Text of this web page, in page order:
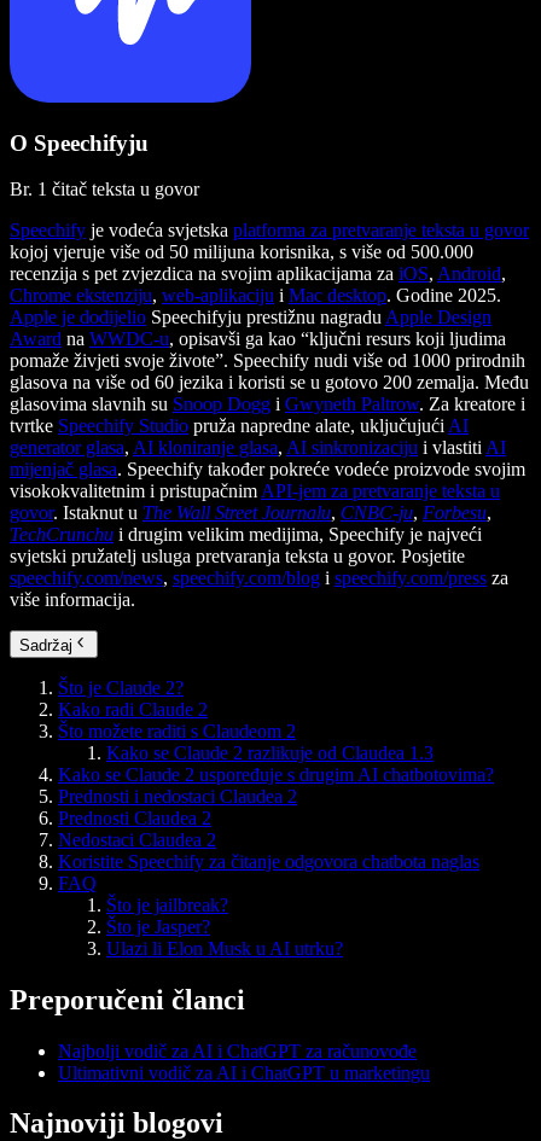
O Speechifyju
Br. 1 čitač teksta u govor
Speechify je vodeća svjetska platforma za pretvaranje teksta u govor
kojoj vjeruje više od 50 milijuna korisnika, s više od 500.000
recenzija s pet zvjezdica na svojim aplikacijama za iOS, Android,
Chrome ekstenziju, web-aplikaciju i Mac desktop. Godine 2025.
Apple je dodijelio Speechifyju prestižnu nagradu Apple Design
Award na WWDC-u, opisavši ga kao “ključni resurs koji ljudima
pomaže živjeti svoje živote”. Speechify nudi više od 1000 prirodnih
glasova na više od 60 jezika i koristi se u gotovo 200 zemalja. Među
glasovima slavnih su Snoop Dogg i Gwyneth Paltrow. Za kreatore i
tvrtke Speechify Studio pruža napredne alate, uključujući AI
generator glasa, AI kloniranje glasa, AI sinkronizaciju i vlastiti AI
mijenjač glasa. Speechify također pokreće vodeće proizvode svojim
visokokvalitetnim i pristupačnim API-jem za pretvaranje teksta u
govor. Istaknut u The Wall Street Journalu, CNBC-ju, Forbesu,
TechCrunchu i drugim velikim medijima, Speechify je najveći
svjetski pružatelj usluga pretvaranja teksta u govor. Posjetite
speechify.com/news, speechify.com/blog i speechify.com/press za
više informacija.
Sadržaj
Što je Claude 2?
Kako radi Claude 2
Što možete raditi s Claudeom 2
Kako se Claude 2 razlikuje od Claudea 1.3
Kako se Claude 2 uspoređuje s drugim AI chatbotovima?
Prednosti i nedostaci Claudea 2
Prednosti Claudea 2
Nedostaci Claudea 2
Koristite Speechify za čitanje odgovora chatbota naglas
FAQ
Što je jailbreak?
Što je Jasper?
Ulazi li Elon Musk u AI utrku?
Preporučeni članci
Najbolji vodič za AI i ChatGPT za računovođe
Ultimativni vodič za AI i ChatGPT u marketingu
Najnoviji blogovi